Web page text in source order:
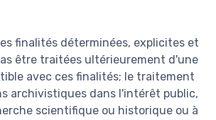
finalités déterminées, explicites et
être traitées ultérieurement d'une
avec ces finalités; le traitement
archivistiques dans l'intérêt public,
scientifique ou historique ou à